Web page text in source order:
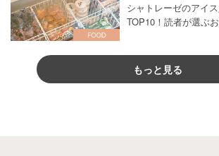
シャトレーゼのアイ
TOP10！読者が選ぶ
もっと見る